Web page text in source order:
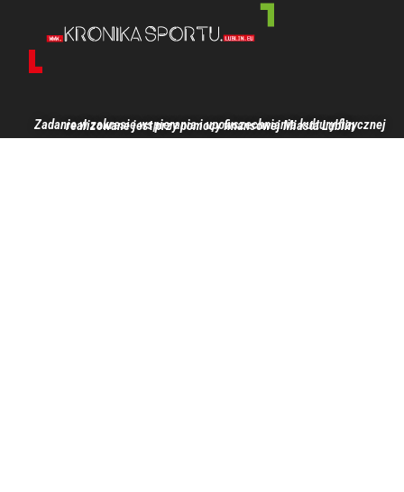
Zadanie w zakresie wspierania i upowszechniania kultury fizycznej realizowane jest przy pomocy finansowej Miasta Lublin